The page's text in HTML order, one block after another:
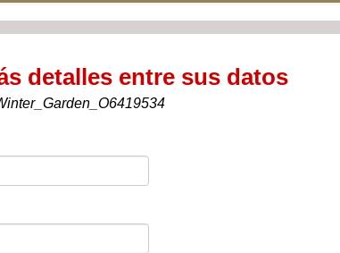
detalles entre sus datos